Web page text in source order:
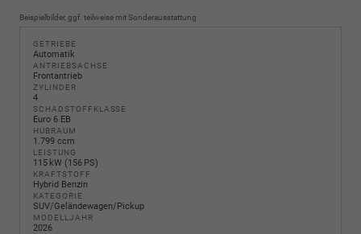
Beispielbilder, ggf. teilweise mit Sonderausstattung
GETRIEBE
Automatik
ANTRIEBSACHSE
Frontantrieb
ZYLINDER
4
SCHADSTOFFKLASSE
Euro 6 EB
HUBRAUM
1.799 ccm
LEISTUNG
115 kW (156 PS)
KRAFTSTOFF
Hybrid Benzin
KATEGORIE
SUV/Geländewagen/Pickup
MODELLJAHR
2026